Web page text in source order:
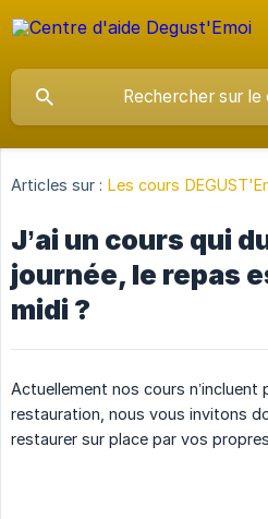
Articles sur : Les cours
J’ai un cours qui
journée, le repas
midi ?
Actuellement nos cours n’incluent
restauration, nous vous invitons
restaurer sur place par vos